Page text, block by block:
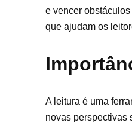
e vencer
que ajudam os
A leitura é uma
novas perspectivas